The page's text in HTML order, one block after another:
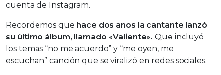
cuenta de Instagram.
Recordemos que hace dos años la cantante lanzó
su último álbum, llamado «Valiente». Que incluyó
los temas “no me acuerdo” y “me oyen, me
escuchan” canción que se viralizó en redes sociales.